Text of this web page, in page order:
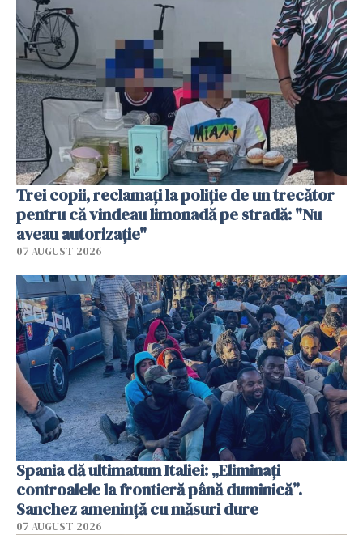
Trei copii, reclamați la poliție de un trecător
pentru că vindeau limonadă pe stradă: "Nu
aveau autorizație"
07 AUGUST 2026
Spania dă ultimatum Italiei: „Eliminați
controalele la frontieră până duminică”.
Sanchez amenință cu măsuri dure
07 AUGUST 2026